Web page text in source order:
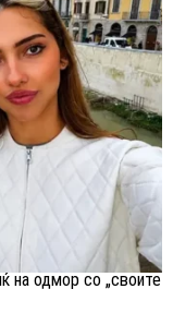
на одмор со „своите